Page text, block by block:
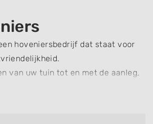
hoveniersbedrijf dat staat voor
van uw tuin tot en met de aanleg,
tot eind bij.